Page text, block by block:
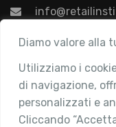
Diamo valore alla
Utilizziamo i
di navigazione,
personalizzati e
Cliccando
Associazione
Chi siamo
Attività
Contatti